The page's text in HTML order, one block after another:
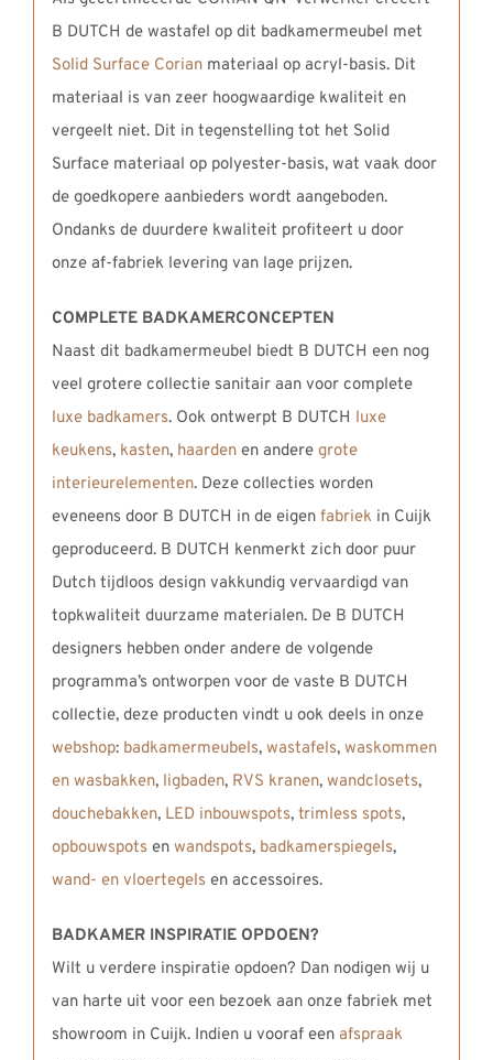
B DUTCH de wastafel op dit badkamermeubel met
Solid Surface Corianmateriaal op acryl-basis. Dit
materiaal is van zeer hoogwaardige kwaliteit en
vergeelt niet. Dit in tegenstelling tot het Solid
Surface materiaal op polyester-basis, wat vaak door
de goedkopere aanbieders wordt aangeboden.
Ondanks de duurdere kwaliteit profiteert u door
onze af-fabriek levering van lage prijzen.
COMPLETE BADKAMERCONCEPTEN
Naast dit badkamermeubel biedt B DUTCH een nog
veel grotere collectie sanitair aan voor complete
luxe badkamers. Ook ontwerpt B DUTCH luxe
keukens, kasten, haardenen andere grote
interieurelementen. Deze collecties worden
eveneens door B DUTCH in de eigen fabriekin Cuijk
geproduceerd. B DUTCH kenmerkt zich door puur
Dutch tijdloos design vakkundig vervaardigd van
topkwaliteit duurzame materialen. De B DUTCH
designers hebben onder andere de volgende
programma’s ontworpen voor de vaste B DUTCH
collectie, deze producten vindt u ook deels in onze
webshop: badkamermeubels, wastafels, waskommen
en wasbakken, ligbaden, RVS kranen, wandclosets,
douchebakken, LED inbouwspots, trimless spots,
opbouwspots en wandspots, badkamerspiegels,
wand- en vloertegels en accessoires.
BADKAMER INSPIRATIE OPDOEN?
Wilt u verdere inspiratie opdoen? Dan nodigen wij u
van harte uit voor een bezoek aan onze fabriek met
showroom in Cuijk. Indien u vooraf een afspraak